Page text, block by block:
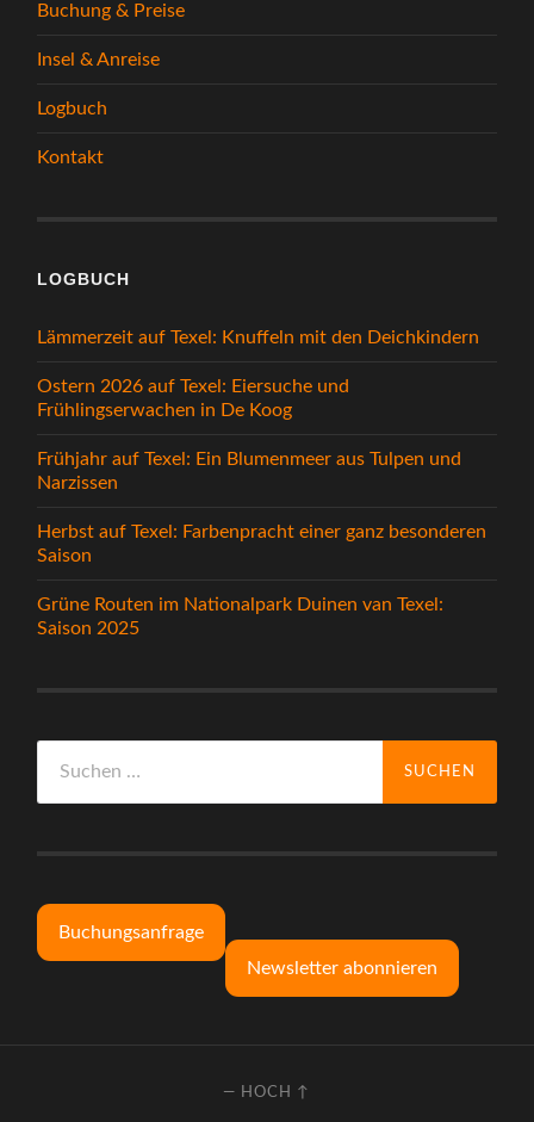
Buchung & Preise
Insel & Anreise
Logbuch
Kontakt
LOGBUCH
Lämmerzeit auf Texel: Knuffeln mit den Deichkindern
Ostern 2026 auf Texel: Eiersuche und
Frühlingserwachen in De Koog
Frühjahr auf Texel: Ein Blumenmeer aus Tulpen und
Narzissen
Herbst auf Texel: Farbenpracht einer ganz besonderen
Saison
Grüne Routen im Nationalpark Duinen van Texel:
Saison 2025
nach:
Buchungsanfrage
Newsletter abonnieren
— HOCH ↑